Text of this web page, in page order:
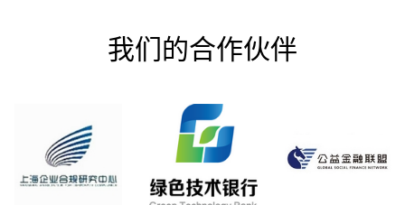
我们的合作伙伴